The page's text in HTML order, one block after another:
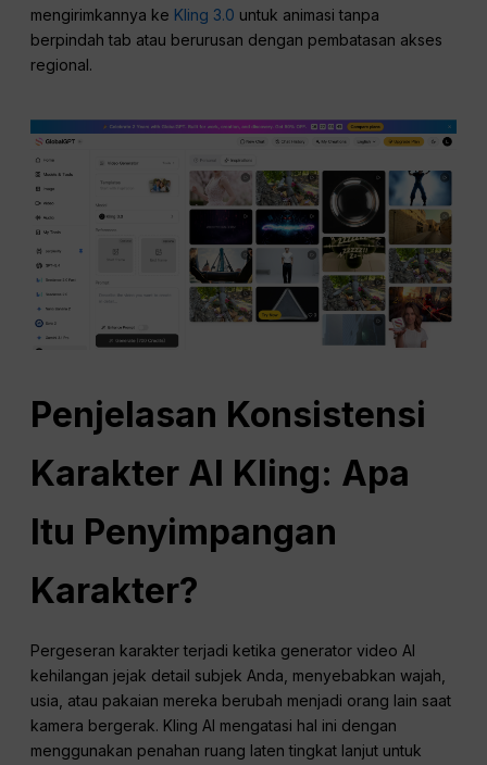
mengirimkannya ke Kling 3.0 untuk animasi tanpa
berpindah tab atau berurusan dengan pembatasan akses
regional.
Penjelasan Konsistensi
Karakter AI Kling: Apa
Itu Penyimpangan
Karakter?
Pergeseran karakter terjadi ketika generator video AI
kehilangan jejak detail subjek Anda, menyebabkan wajah,
usia, atau pakaian mereka berubah menjadi orang lain saat
kamera bergerak. Kling AI mengatasi hal ini dengan
menggunakan penahan ruang laten tingkat lanjut untuk